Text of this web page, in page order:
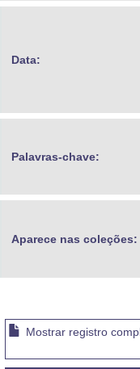
Data:
Palavras-chave:
Aparece nas coleções:
Mostrar registro